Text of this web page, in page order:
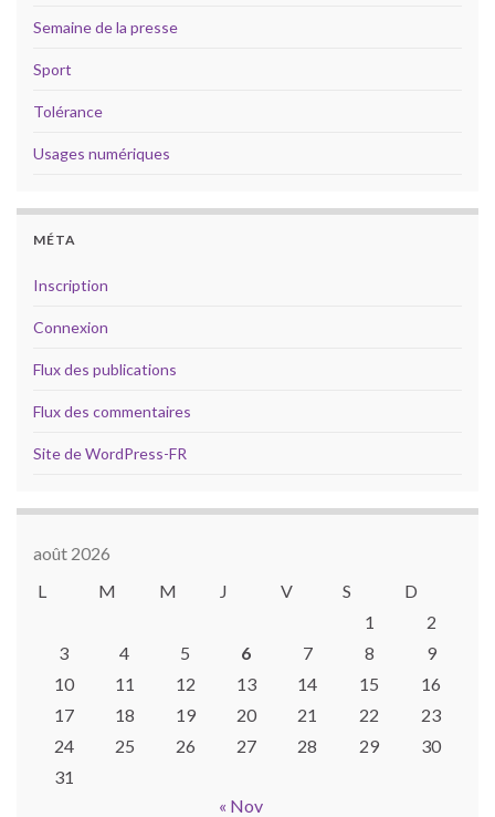
Semaine de la presse
Sport
Tolérance
Usages numériques
MÉTA
Inscription
Connexion
Flux des publications
Flux des commentaires
Site de WordPress-FR
août 2026
L
M M J V S
D
1
2
3
4 5 6 7 8
9
10
11 12 13 14 15
16
17
18 19 20 21 22
23
24
25 26 27 28 29
30
31
« Nov